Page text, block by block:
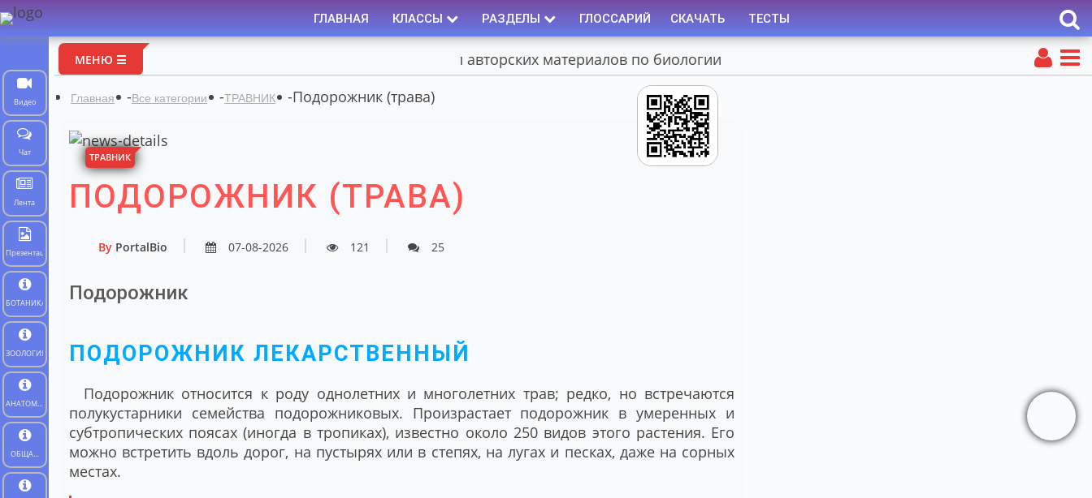
ГЛАВНАЯ КЛАССЫ РАЗДЕЛЫ ГЛОССАРИЙ СКАЧАТЬ ТЕСТЫ
Видео
Чат
Лента
Презентации
БОТАНИКА
ЗООЛОГИЯ
АНАТОМИЯ
ЧЕЛОВЕКА
ОБЩАЯ
БИОЛОГИЯ
МЕНЮ ☰ Портал авторских материалов по биологии
Главная -Все категории -ТРАВНИК -Подорожник (трава)
ТРАВНИК
ПОДОРОЖНИК (ТРАВА)
ByPortalBio 07-08-2026 121 25
Подорожник
ПОДОРОЖНИК ЛЕКАРСТВЕННЫЙ
Подорожник относится к роду однолетних и многолетних трав; редко, но встречаются
полукустарники семейства подорожниковых. Произрастает подорожник в умеренных и
субтропических поясах (иногда в тропиках), известно около 250 видов этого растения. Его
можно встретить вдоль дорог, на пустырях или в степях, на лугах и песках, даже на сорных
местах.